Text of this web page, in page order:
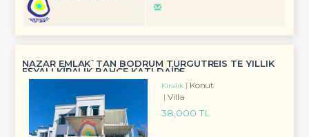
NAZAR EMLAK`TAN BODRUM TURGUTREİS TE YILLIK
EŞYALI KİRALIK BAHÇE KATI DAİRE
Kiralık
Konut
Villa
38,000 TL